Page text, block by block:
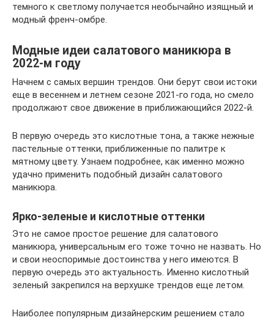
темного к светлому получается необычайно изящный и
модный френч-омбре.
Модные идеи салатового маникюра в
2022-м году
Начнем с самых вершин трендов. Они берут свои истоки
еще в весеннем и летнем сезоне 2021-го года, но смело
продолжают свое движение в приближающийся 2022-й.
В первую очередь это кислотные тона, а также нежные
пастельные оттенки, приближенные по палитре к
мятному цвету. Узнаем подробнее, как именно можно
удачно применить подобный дизайн салатового
маникюра.
Ярко-зеленые и кислотные оттенки
Это не самое простое решение для салатового
маникюра, универсальным его тоже точно не назвать. Но
и свои неоспоримые достоинства у него имеются. В
первую очередь это актуальность. Именно кислотный
зеленый закрепился на верхушке трендов еще летом.
Наиболее популярным дизайнерским решением стало